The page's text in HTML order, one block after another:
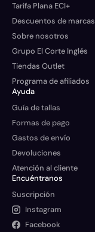
Tarifa Plana ECI+
Descuentos de marcas
Sobre nosotros
Grupo El Corte Inglés
Tiendas Outlet
Programa de afiliados
Ayuda
Guía de tallas
Formas de pago
Gastos de envío
Devoluciones
Atención al cliente
Encuéntranos
Suscripción
Instagram
Facebook